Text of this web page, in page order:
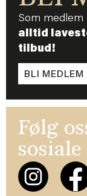
Som medlem
alltid
tilbud!
BLI MEDLEM
Følg